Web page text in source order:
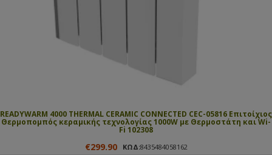
READYWARM 4000 THERMAL CERAMIC CONNECTED CEC-05816 Επιτοίχιος
Θερμοπομπός κεραμικής τεχνολογίας 1000W με Θερμοστάτη και Wi-
Fi 102308
€299.90 ΚΩΔ:8435484058162